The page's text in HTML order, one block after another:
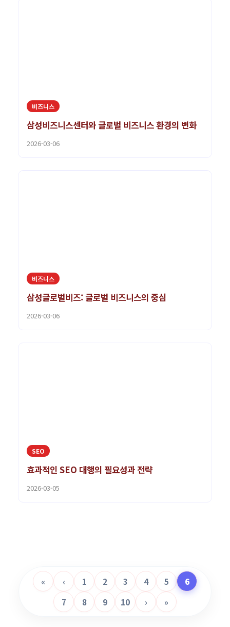
비즈니스
삼성비즈니스센터와 글로벌 비즈니스 환경의 변화
2026-03-06
비즈니스
삼성글로벌비즈: 글로벌 비즈니스의 중심
2026-03-06
SEO
효과적인 SEO 대행의 필요성과 전략
2026-03-05
« ‹ 1 2 3 4 5
6
7
8 9 10 › »